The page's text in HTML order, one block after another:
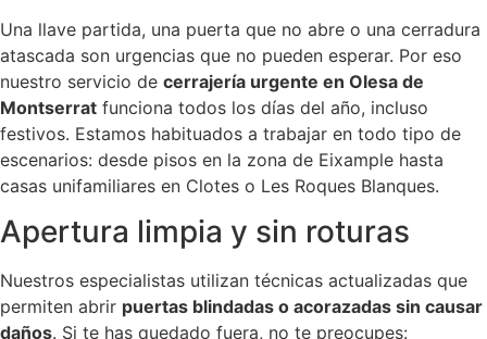
Una llave partida, una puerta que no abre o una cerradura
atascada son urgencias que no pueden esperar. Por eso
nuestro servicio de cerrajería urgente en Olesa de
Montserrat funciona todos los días del año, incluso
festivos. Estamos habituados a trabajar en todo tipo de
escenarios: desde pisos en la zona de Eixample hasta
casas unifamiliares en Clotes o Les Roques Blanques.
Apertura limpia y sin roturas
Nuestros especialistas utilizan técnicas actualizadas que
permiten abrir puertas blindadas o acorazadas sin causar
daños. Si te has quedado fuera, no te preocupes: